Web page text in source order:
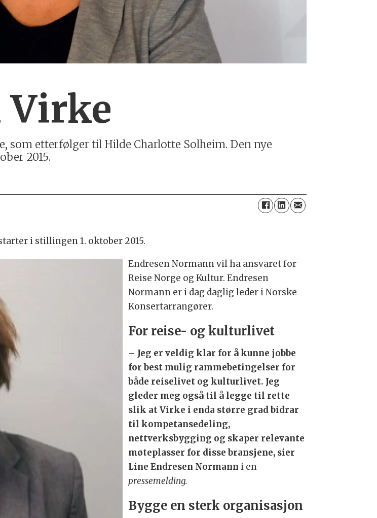
Virke
som etterfølger til Hilde Charlotte Solheim. Den nye
2015.
i stillingen 1. oktober 2015.
Endresen Normann vil ha ansvaret for
Reise Norge og Kultur. Endresen
Normann er i dag daglig leder i Norske
Konsertarrangører.
For reise- og kulturlivet
– Jeg er veldig klar for å kunne jobbe
for best mulig rammebetingelser for
både reiselivet og kulturlivet. Jeg
gleder meg også til å legge til rette
slik at Virke i enda større grad bidrar
til kompetansedeling,
nettverksbygging og skaper relevante
møteplasser for disse bransjene, sier
Line Endresen Normann i en
pressemelding.
Bygge en sterk organisasjon